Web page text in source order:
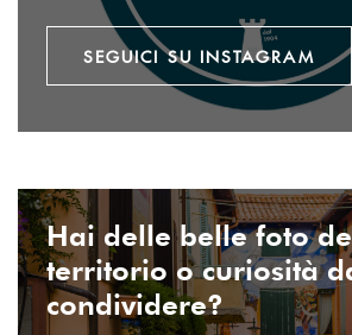
SEGUICI SU INSTAGRAM
INVIA EMAIL
Hai delle belle foto
territorio o curiosità
condividere?